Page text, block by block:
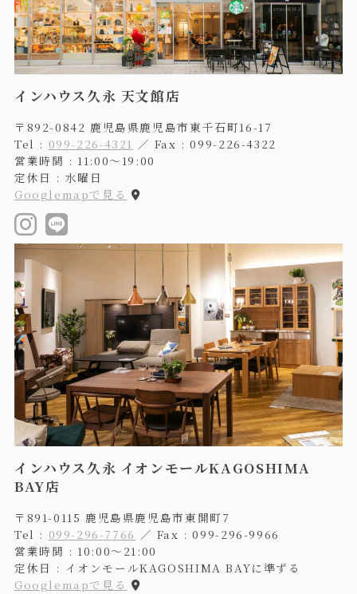
インハウス久永 天文館店
〒892-0842 鹿児島県鹿児島市東千石町16-17
Tel : 099-226-4321 ／ Fax : 099-226-4322
営業時間 : 11:00〜19:00
定休日 : 水曜日
Googlemapで見る
インハウス久永 イオンモールKAGOSHIMA
BAY店
〒891-0115 鹿児島県鹿児島市東開町7
Tel : 099-296-7766 ／ Fax : 099-296-9966
営業時間 : 10:00〜21:00
定休日 : イオンモールKAGOSHIMA BAYに準ずる
Googlemapで見る